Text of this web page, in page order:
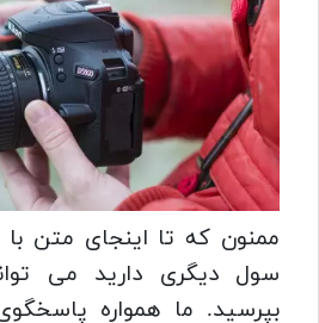
ممنون که تا اینجای متن با
سول دیگری دارید می
بپرسید. ما همواره